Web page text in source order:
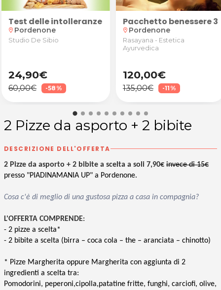
idratante da Elisa Perez Arte Capelli a
anamnesi, valutazione degli obiettivi e test
Test delle intolleranze alimentari
location_on Pordenone
Studio De Sibio
24,90€
60,00€ -58%
Pacchetto benessere
location_on Pordenone
Rasayana - Estetica
Ayurvedica
120,00€
135,00€ -11%
2 Pizze da asporto + 2 bibite
DESCRIZIONE DELL'OFFERTA
2 Pizze da asporto + 2 bibite a scelta a soli 7,90€ invece di 15€
presso "PIADINAMANIA UP" a Pordenone.
Cosa c'è di meglio di una gustosa pizza a casa in compagnia?
L'OFFERTA COMPRENDE:
- 2 pizze a scelta*
- 2 bibite a scelta (birra – coca cola – the – aranciata – chinotto)
* Pizze Margherita oppure Margherita con aggiunta di 2
ingredienti a scelta tra:
Pomodorini, peperoni,cipolla,patatine fritte, funghi, carciofi, olive,